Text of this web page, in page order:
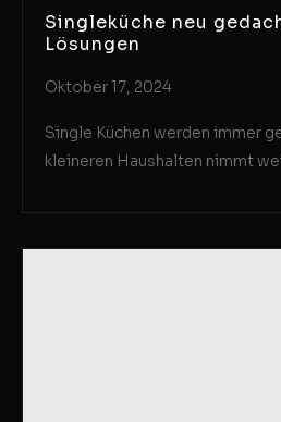
Singleküche neu
Lösungen
Oktober 17, 2024
Single Küchen werden immer
kleineren Haushalten nimmt